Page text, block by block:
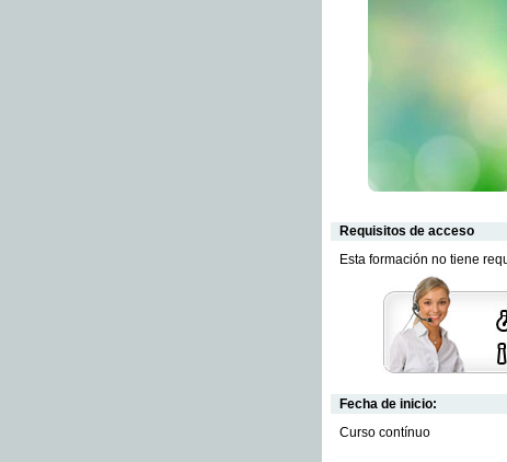
Requisitos de acceso
Esta formación no tiene
Fecha de inicio:
Curso contínuo